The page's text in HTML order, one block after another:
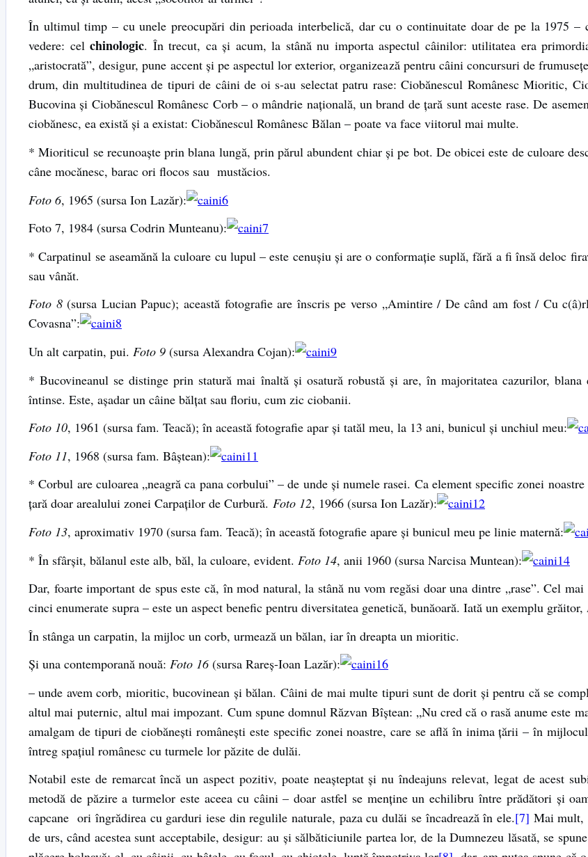
În ultimul timp – cu unele preocupări din perioada interbelică, dar cu o continuitate doar de pe la 1975 –
vedere: cel chinologic. În trecut, ca şi acum, la stână nu importa aspectul câinilor: utilitatea era
„aristocrată”, desigur, pune accent şi pe aspectul lor exterior, organizează pentru câini concursuri de
drum, din multitudinea de tipuri de câini de oi s-au selectat patru rase: Ciobănescul Românesc Mioritic,
Bucovina şi Ciobănescul Românesc Corb – o mândrie naţională, un brand de ţară sunt aceste rase. De
ciobănesc, ea există şi a existat: Ciobănescul Românesc Bălan – poate va face viitorul mai multe.
* Mioriticul se recunoaşte prin blana lungă, prin părul abundent chiar şi pe bot. De obicei este de culoare
câne mocănesc, barac ori flocos sau mustăcios.
Foto 6, 1965 (sursa Ion Lazăr):
Foto 7, 1984 (sursa Codrin Munteanu):
* Carpatinul se aseamănă la culoare cu lupul – este cenuşiu şi are o conformaţie suplă, fără a fi însă deloc
sau vânăt.
Foto 8(sursa Lucian Papuc); această fotografie are înscris pe verso „Amintire / De când am fost / Cu
Covasna”:
Un alt carpatin, pui. Foto 9 (sursa Alexandra Cojan):
* Bucovineanul se distinge prin statură mai înaltă şi osatură robustă şi are, în majoritatea cazurilor,
întinse. Este, aşadar un câine bălţat sau floriu, cum zic ciobanii.
Foto 10, 1961 (sursa fam. Teacă); în această fotografie apar şi tatăl meu, la 13 ani, bunicul şi unchiul meu:
Foto 11, 1968 (sursa fam. Bâştean):
* Corbul are culoarea „neagră ca pana corbului” – de unde şi numele rasei. Ca element specific zonei
ţară doar arealului zonei Carpaţilor de Curbură. Foto 12, 1966 (sursa Ion Lazăr):
Foto 13, aproximativ 1970 (sursa fam. Teacă); în această fotografie apare şi bunicul meu pe linie maternă:
* În sfârşit, bălanul este alb, băl, la culoare, evident. Foto 14, anii 1960 (sursa Narcisa Muntean):
Dar, foarte important de spus este că, în mod natural, la stână nu vom regăsi doar una dintre „rase”. Cel
cinci enumerate supra – este un aspect benefic pentru diversitatea genetică, bunăoară. Iată un exemplu grăitor,
În stânga un carpatin, la mijloc un corb, urmează un bălan, iar în dreapta un mioritic.
Şi una contemporană nouă: Foto 16(sursa Rareş-Ioan Lazăr):
– unde avem corb, mioritic, bucovinean şi bălan. Câini de mai multe tipuri sunt de dorit şi pentru că se
altul mai puternic, altul mai impozant. Cum spune domnul Răzvan Bîştean: „Nu cred că o rasă anume este
amalgam de tipuri de ciobăneşti româneşti este specific zonei noastre, care se află în inima ţării – în
întreg spaţiul românesc cu turmele lor păzite de dulăi.
Notabil este de remarcat încă un aspect pozitiv, poate neaşteptat şi nu îndeajuns relevat, legat de acest
metodă de păzire a turmelor este aceea cu câini – doar astfel se menţine un echilibru între prădători şi
capcane ori îngrădirea cu garduri iese din regulile naturale, paza cu dulăi se încadrează în ele.[7] Mai mult,
de urs, când acestea sunt acceptabile, desigur: au şi sălbăticiunile partea lor, de la Dumnezeu lăsată, se